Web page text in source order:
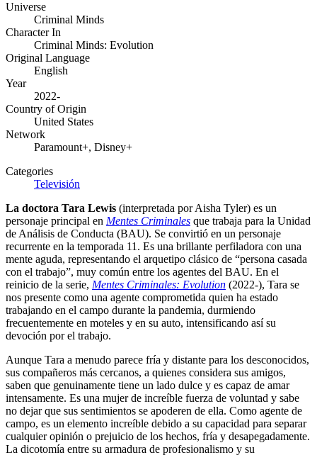
Universe
Criminal Minds
Character In
Criminal Minds: Evolution
Original Language
English
Year
2022-
Country of Origin
United States
Network
Paramount+, Disney+
Categories
Televisión
La doctora Tara Lewis (interpretada por Aisha Tyler) es un
personaje principal en Mentes Criminales que trabaja para la Unidad
de Análisis de Conducta (BAU). Se convirtió en un personaje
recurrente en la temporada 11. Es una brillante perfiladora con una
mente aguda, representando el arquetipo clásico de “persona casada
con el trabajo”, muy común entre los agentes del BAU. En el
reinicio de la serie, Mentes Criminales: Evolution (2022-), Tara se
nos presente como una agente comprometida quien ha estado
trabajando en el campo durante la pandemia, durmiendo
frecuentemente en moteles y en su auto, intensificando así su
devoción por el trabajo.
Aunque Tara a menudo parece fría y distante para los desconocidos,
sus compañeros más cercanos, a quienes considera sus amigos,
saben que genuinamente tiene un lado dulce y es capaz de amar
intensamente. Es una mujer de increíble fuerza de voluntad y sabe
no dejar que sus sentimientos se apoderen de ella. Como agente de
campo, es un elemento increíble debido a su capacidad para separar
cualquier opinión o prejuicio de los hechos, fría y desapegadamente.
La dicotomía entre su armadura de profesionalismo y su